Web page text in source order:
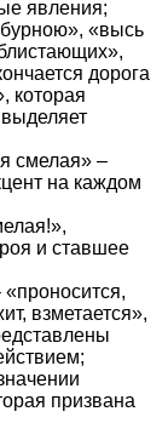
явления;
«высь
дорога
которая
смелая» –
на каждом
и ставшее
взметается»,
призвана